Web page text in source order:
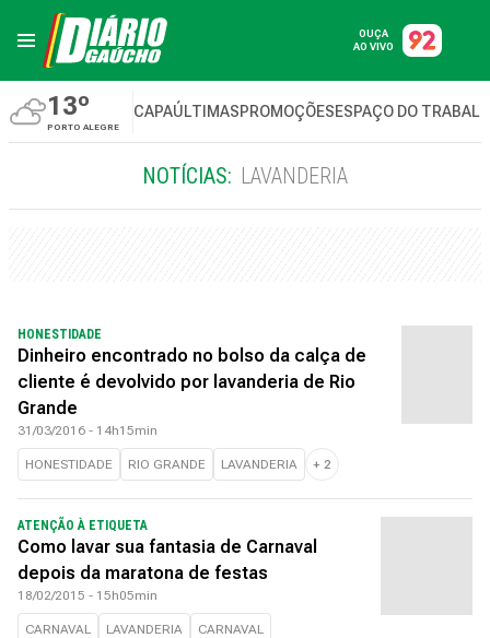
OUÇA
AO VIVO
13º
PORTO ALEGRE
CAPAÚLTIMASPROMOÇÕESESPAÇO DO
NOTÍCIAS: LAVANDERIA
HONESTIDADE
Dinheiro encontrado no bolso da calça de
cliente é devolvido por lavanderia de Rio
Grande
31/03/2016 - 14h15min
HONESTIDADE RIO GRANDE LAVANDERIA + 2
ATENÇÃO À ETIQUETA
Como lavar sua fantasia de Carnaval
depois da maratona de festas
18/02/2015 - 15h05min
CARNAVAL LAVANDERIA CARNAVAL